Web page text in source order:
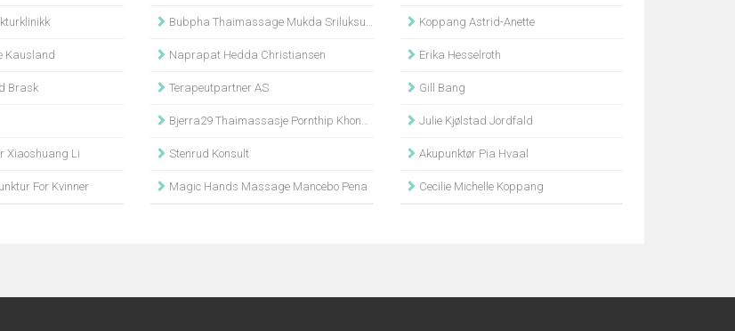
Kausland
Brask
Xiaoshuang Li
For Kvinner
Bubpha Thaimassage Mukda Sriluksungnern
Naprapat Hedda Christiansen
Terapeutpartner AS
Bjerra29 Thaimassasje Pornthip Khongsap
Stenrud Konsult
Magic Hands Massage Mancebo Pena
Koppang Astrid-Anette
Erika Hesselroth
Gill Bang
Julie Kjølstad Jordfald
Akupunktør Pia Hvaal
Cecilie Michelle Koppang